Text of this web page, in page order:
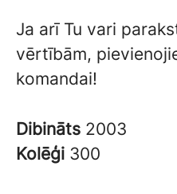
Ja arī Tu vari
vērtībām,
komandai!
Dibināts 2003
Kolēģi 300